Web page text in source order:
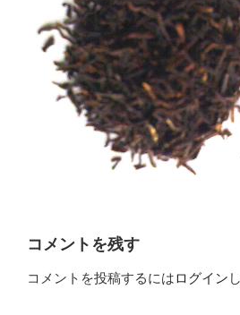
コメントを残す
コメントを投稿するにはログイン